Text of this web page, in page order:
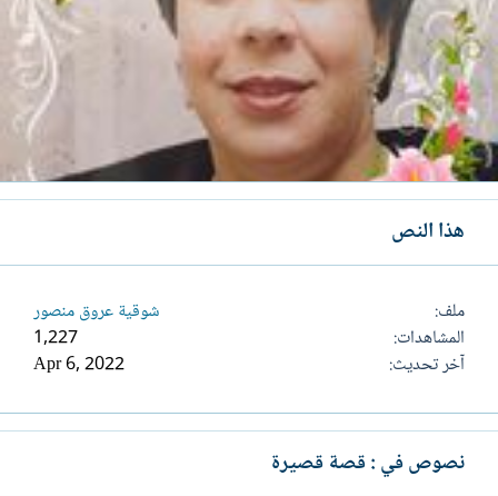
هذا النص
ملف
شوقية عروق منصور
المشاهدات
1,227
آخر تحديث
Apr 6, 2022
نصوص في : قصة قصيرة